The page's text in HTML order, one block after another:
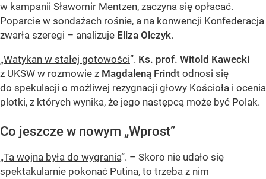
w kampanii Sławomir Mentzen, zaczyna się opłacać.
Poparcie w sondażach rośnie, a na konwencji Konfederacja
zwarła szeregi – analizuje Eliza Olczyk.
„Watykan w stałej gotowości”. Ks. prof. Witold Kawecki
z UKSW w rozmowie z Magdaleną Frindt odnosi się
do spekulacji o możliwej rezygnacji głowy Kościoła i ocenia
plotki, z których wynika, że jego następcą może być Polak.
Co jeszcze w nowym „Wprost”
„Ta wojna była do wygrania”. – Skoro nie udało się
spektakularnie pokonać Putina, to trzeba z nim